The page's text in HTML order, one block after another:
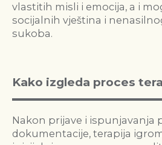
vlastitih misli i emocija, a i
socijalnih vještina i
sukoba.
Kako izgleda proces
Nakon prijave i ispunjavanja
dokumentacije, terapija